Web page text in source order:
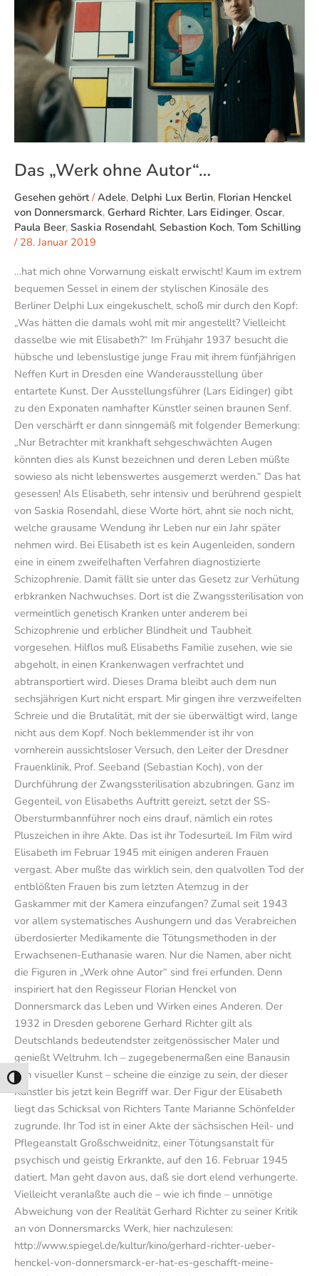
Umschalten auf hohe Kontraste
Das „Werk ohne Autor“…
Gesehen gehört/Adele, Delphi Lux Berlin, Florian Henckel
von Donnersmarck, Gerhard Richter, Lars Eidinger, Oscar,
Paula Beer, Saskia Rosendahl, Sebastion Koch, Tom Schilling
/ 28. Januar 2019
…hat mich ohne Vorwarnung eiskalt erwischt! Kaum im extrem
bequemen Sessel in einem der stylischen Kinosäle des
Berliner Delphi Lux eingekuschelt, schoß mir durch den Kopf:
„Was hätten die damals wohl mit mir angestellt? Vielleicht
dasselbe wie mit Elisabeth?“ Im Frühjahr 1937 besucht die
hübsche und lebenslustige junge Frau mit ihrem fünfjährigen
Neffen Kurt in Dresden eine Wanderausstellung über
entartete Kunst. Der Ausstellungsführer (Lars Eidinger) gibt
zu den Exponaten namhafter Künstler seinen braunen Senf.
Den verschärft er dann sinngemäß mit folgender Bemerkung:
„Nur Betrachter mit krankhaft sehgeschwächten Augen
könnten dies als Kunst bezeichnen und deren Leben müßte
sowieso als nicht lebenswertes ausgemerzt werden.“ Das hat
gesessen! Als Elisabeth, sehr intensiv und berührend gespielt
von Saskia Rosendahl, diese Worte hört, ahnt sie noch nicht,
welche grausame Wendung ihr Leben nur ein Jahr später
nehmen wird. Bei Elisabeth ist es kein Augenleiden, sondern
eine in einem zweifelhaften Verfahren diagnostizierte
Schizophrenie. Damit fällt sie unter das Gesetz zur Verhütung
erbkranken Nachwuchses. Dort ist die Zwangssterilisation von
vermeintlich genetisch Kranken unter anderem bei
Schizophrenie und erblicher Blindheit und Taubheit
vorgesehen. Hilflos muß Elisabeths Familie zusehen, wie sie
abgeholt, in einen Krankenwagen verfrachtet und
abtransportiert wird. Dieses Drama bleibt auch dem nun
sechsjährigen Kurt nicht erspart. Mir gingen ihre verzweifelten
Schreie und die Brutalität, mit der sie überwältigt wird, lange
nicht aus dem Kopf. Noch beklemmender ist ihr von
vornherein aussichtsloser Versuch, den Leiter der Dresdner
Frauenklinik, Prof. Seeband (Sebastian Koch), von der
Durchführung der Zwangssterilisation abzubringen. Ganz im
Gegenteil, von Elisabeths Auftritt gereizt, setzt der SS-
Obersturmbannführer noch eins drauf, nämlich ein rotes
Pluszeichen in ihre Akte. Das ist ihr Todesurteil. Im Film wird
Elisabeth im Februar 1945 mit einigen anderen Frauen
vergast. Aber mußte das wirklich sein, den qualvollen Tod der
entblößten Frauen bis zum letzten Atemzug in der
Gaskammer mit der Kamera einzufangen? Zumal seit 1943
vor allem systematisches Aushungern und das Verabreichen
überdosierter Medikamente die Tötungsmethoden in der
Erwachsenen-Euthanasie waren. Nur die Namen, aber nicht
die Figuren in „Werk ohne Autor“ sind frei erfunden. Denn
inspiriert hat den Regisseur Florian Henckel von
Donnersmarck das Leben und Wirken eines Anderen. Der
1932 in Dresden geborene Gerhard Richter gilt als
Deutschlands bedeutendster zeitgenössischer Maler und
genießt Weltruhm. Ich – zugegebenermaßen eine Banausin
rein visueller Kunst – scheine die einzige zu sein, der dieser
Künstler bis jetzt kein Begriff war. Der Figur der Elisabeth
liegt das Schicksal von Richters Tante Marianne Schönfelder
zugrunde. Ihr Tod ist in einer Akte der sächsischen Heil- und
Pflegeanstalt Großschweidnitz, einer Tötungsanstalt für
psychisch und geistig Erkrankte, auf den 16. Februar 1945
datiert. Man geht davon aus, daß sie dort elend verhungerte.
Vielleicht veranlaßte auch die – wie ich finde – unnötige
Abweichung von der Realität Gerhard Richter zu seiner Kritik
an von Donnersmarcks Werk, hier nachzulesen:
http://www.spiegel.de/kultur/kino/gerhard-richter-ueber-
henckel-von-donnersmarck-er-hat-es-geschafft-meine-
Autor“…